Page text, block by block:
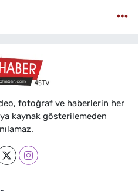
fotoğraf ve haberlerin her
kaynak gösterilemeden